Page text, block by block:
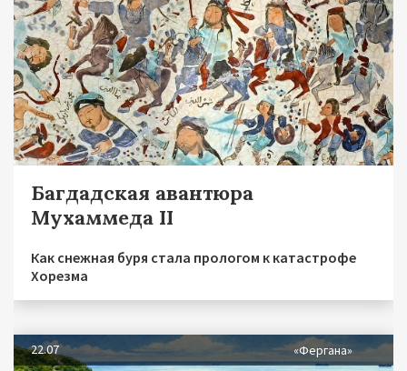
Багдадская авантюра
Мухаммеда II
Как снежная буря стала прологом к катастрофе
Хорезма
22.07 «Фергана»